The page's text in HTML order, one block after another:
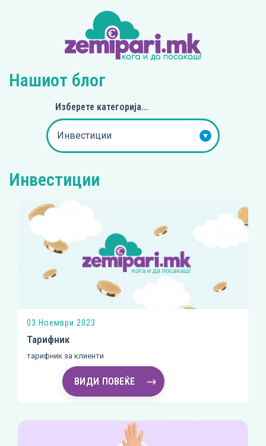
Нашиот блог
Изберете категорија...
Инвестиции
03 Ноември 2023
Тарифник
тарифник за клиенти
ВИДИ ПОВЕЌЕ